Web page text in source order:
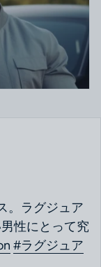
。ラグジュア
性にとって究
#ラグジュア